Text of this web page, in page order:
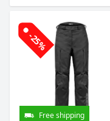
-25%
Free shipping